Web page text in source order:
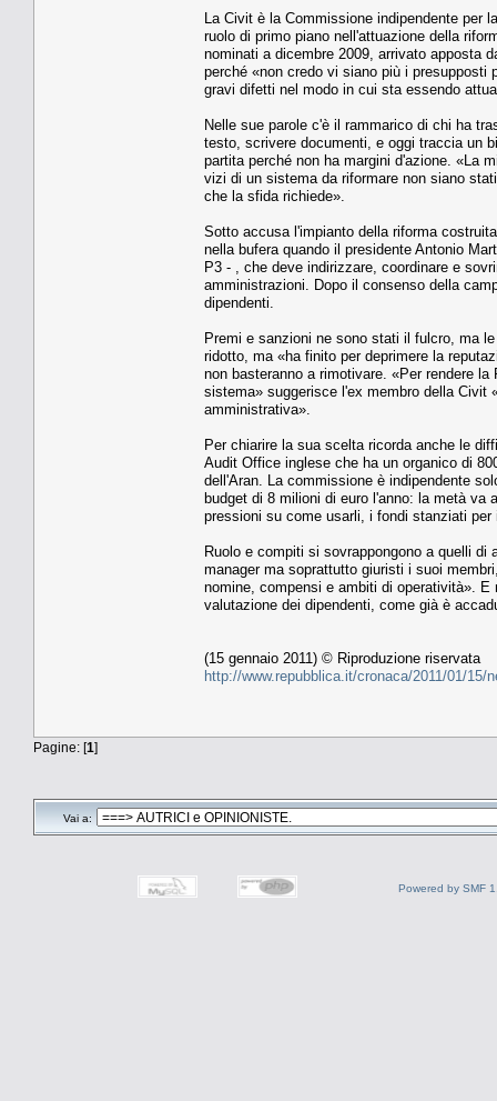
La Civit è la Commissione indipendente per
ruolo di primo piano nell'attuazione della
nominati a dicembre 2009, arrivato apposta
perché «non credo vi siano più i
gravi difetti nel modo in cui sta essendo
Nelle sue parole c'è il rammarico di chi ha
testo, scrivere documenti, e oggi traccia un
partita perché non ha margini d'azione. «La
vizi di un sistema da riformare non siano
che la sfida richiede».
Sotto accusa l'impianto della riforma
nella bufera quando il presidente Antonio
P3 - , che deve indirizzare, coordinare e
amministrazioni. Dopo il consenso della
dipendenti.
Premi e sanzioni ne sono stati il fulcro, ma
ridotto, ma «ha finito per deprimere la
non basteranno a rimotivare. «Per rendere
sistema» suggerisce l'ex membro della Civit
amministrativa».
Per chiarire la sua scelta ricorda anche le
Audit Office inglese che ha un organico di
dell'Aran. La commissione è indipendente
budget di 8 milioni di euro l'anno: la metà va
pressioni su come usarli, i fondi stanziati
Ruolo e compiti si sovrappongono a quelli
manager ma soprattutto giuristi i suoi
nomine, compensi e ambiti di operatività».
valutazione dei dipendenti, come già è
(15 gennaio 2011) © Riproduzione riservata
http://www.repubblica.it/cronaca/2011/01/15/
Pagine: [1]
Vai a:
Powered by SMF